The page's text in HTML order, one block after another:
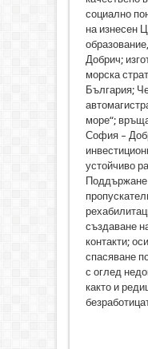
социално
на изнесен
Добрич;
морска
България;
море“;
София –
устойчиво
Поддържане
създаване
контакти;
спасяване
с оглед
както и